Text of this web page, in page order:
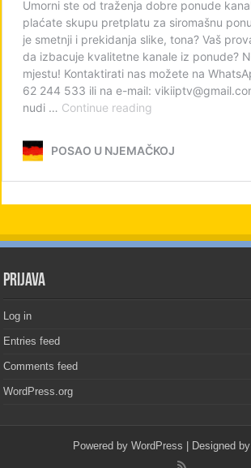
PRIJAVA
Log in
Entries feed
Comments feed
WordPress.org
Powered by WordPress | Designed by